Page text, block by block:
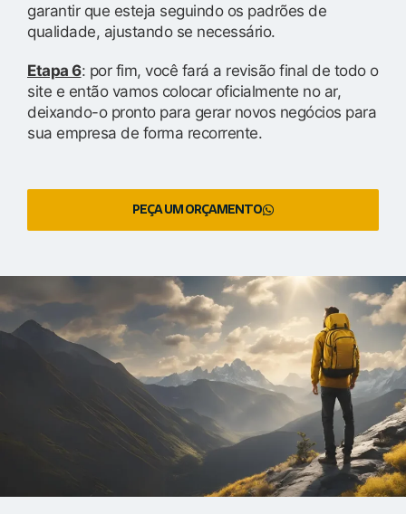
garantir que esteja seguindo os padrões de
qualidade, ajustando se necessário.
Etapa 6: por fim, você fará a revisão final de todo o
site e então vamos colocar oficialmente no ar,
deixando-o pronto para gerar novos negócios para
sua empresa de forma recorrente.
PEÇA UM ORÇAMENTO